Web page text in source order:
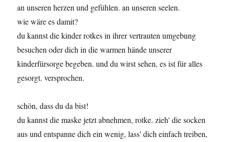
an unseren herzen und gefühlen. an unseren seelen.
wie wäre es damit?
du kannst die kinder rotkes in ihrer vertrauten umgebung
besuchen oder dich in die warmen hände unserer
kinderfürsorge begeben. und du wirst sehen, es ist für alles
gesorgt. versprochen.
schön, dass du da bist!
du kannst die maske jetzt abnehmen, rotke. zieh' die socken
aus und entspanne dich ein wenig, lass' dich einfach treiben,